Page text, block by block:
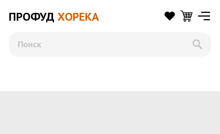
ПРОФУД ХОРЕКА
Поиск